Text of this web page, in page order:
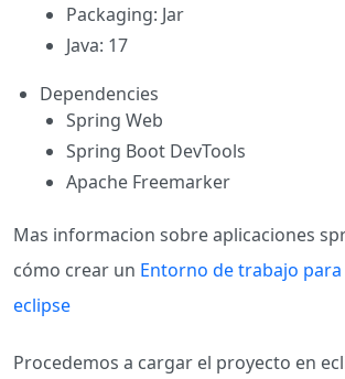
Packaging: Jar
Java: 17
Dependencies
Spring Web
Spring Boot DevTools
Apache Freemarker
Mas informacion sobre aplicaciones
cómo crear un Entorno de trabajo
eclipse
Procedemos a cargar el proyecto en